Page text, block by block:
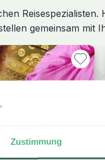
Zustimmung
gemeinsam mit